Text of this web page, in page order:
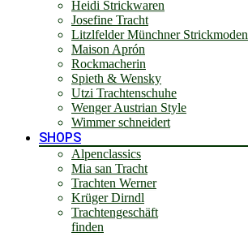
Heidi Strickwaren
Josefine Tracht
Litzlfelder Münchner Strickmoden
Maison Aprón
Rockmacherin
Spieth & Wensky
Utzi Trachtenschuhe
Wenger Austrian Style
Wimmer schneidert
SHOPS
Alpenclassics
Mia san Tracht
Trachten Werner
Krüger Dirndl
Trachtengeschäft
finden